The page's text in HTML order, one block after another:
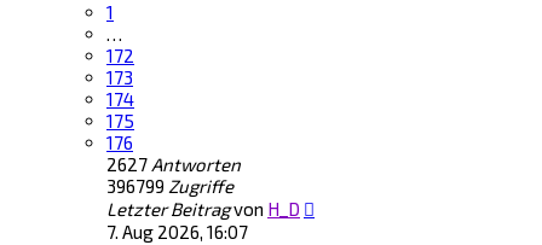
1
…
172
173
174
175
176
2627 Antworten
396799 Zugriffe
Letzter Beitragvon H_D
7. Aug 2026, 16:07